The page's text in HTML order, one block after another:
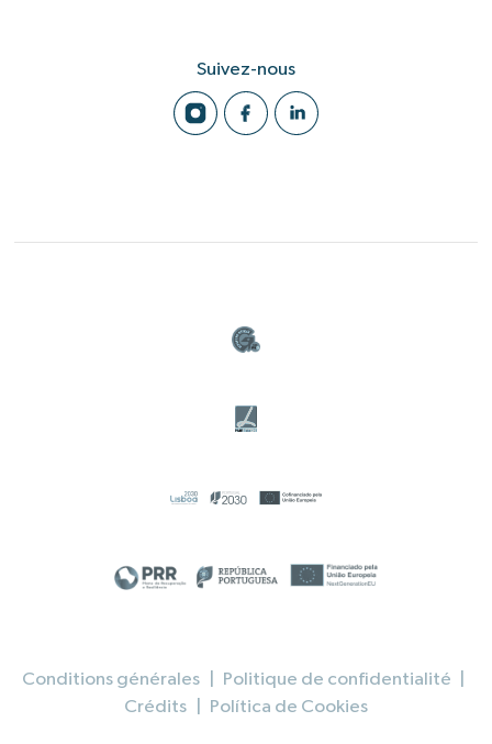
Suivez-nous
Conditions générales Politique de confidentialité
Crédits
Política de Cookies